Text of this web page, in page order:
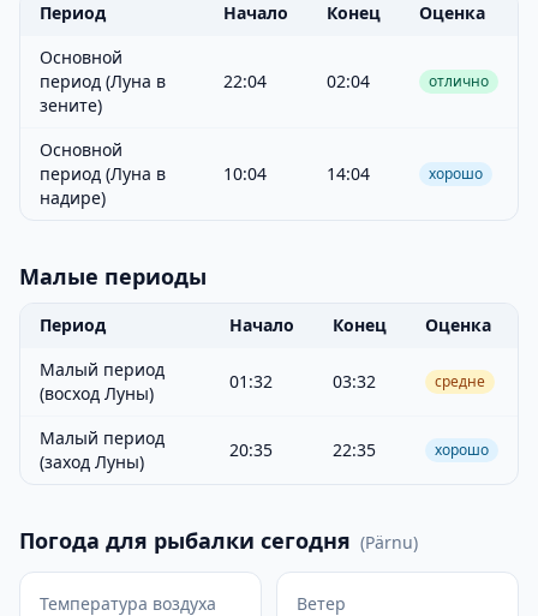
Период Начало Конец
Оценка
Основной
период (Луна в
зените)
22:04 02:04 отлично
Основной
период (Луна в
надире)
10:04 14:04 хорошо
Малые периоды
Период Начало Конец
Оценка
Малый период
(восход Луны)
01:32 03:32 средне
Малый период
(заход Луны)
20:35 22:35 хорошо
Погода для рыбалки сегодня (Pärnu)
Температура воздуха Ветер